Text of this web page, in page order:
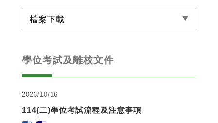
檔案下載
學位考試及離校文件
2023/10/16
114(二)學位考試流程及注意事項